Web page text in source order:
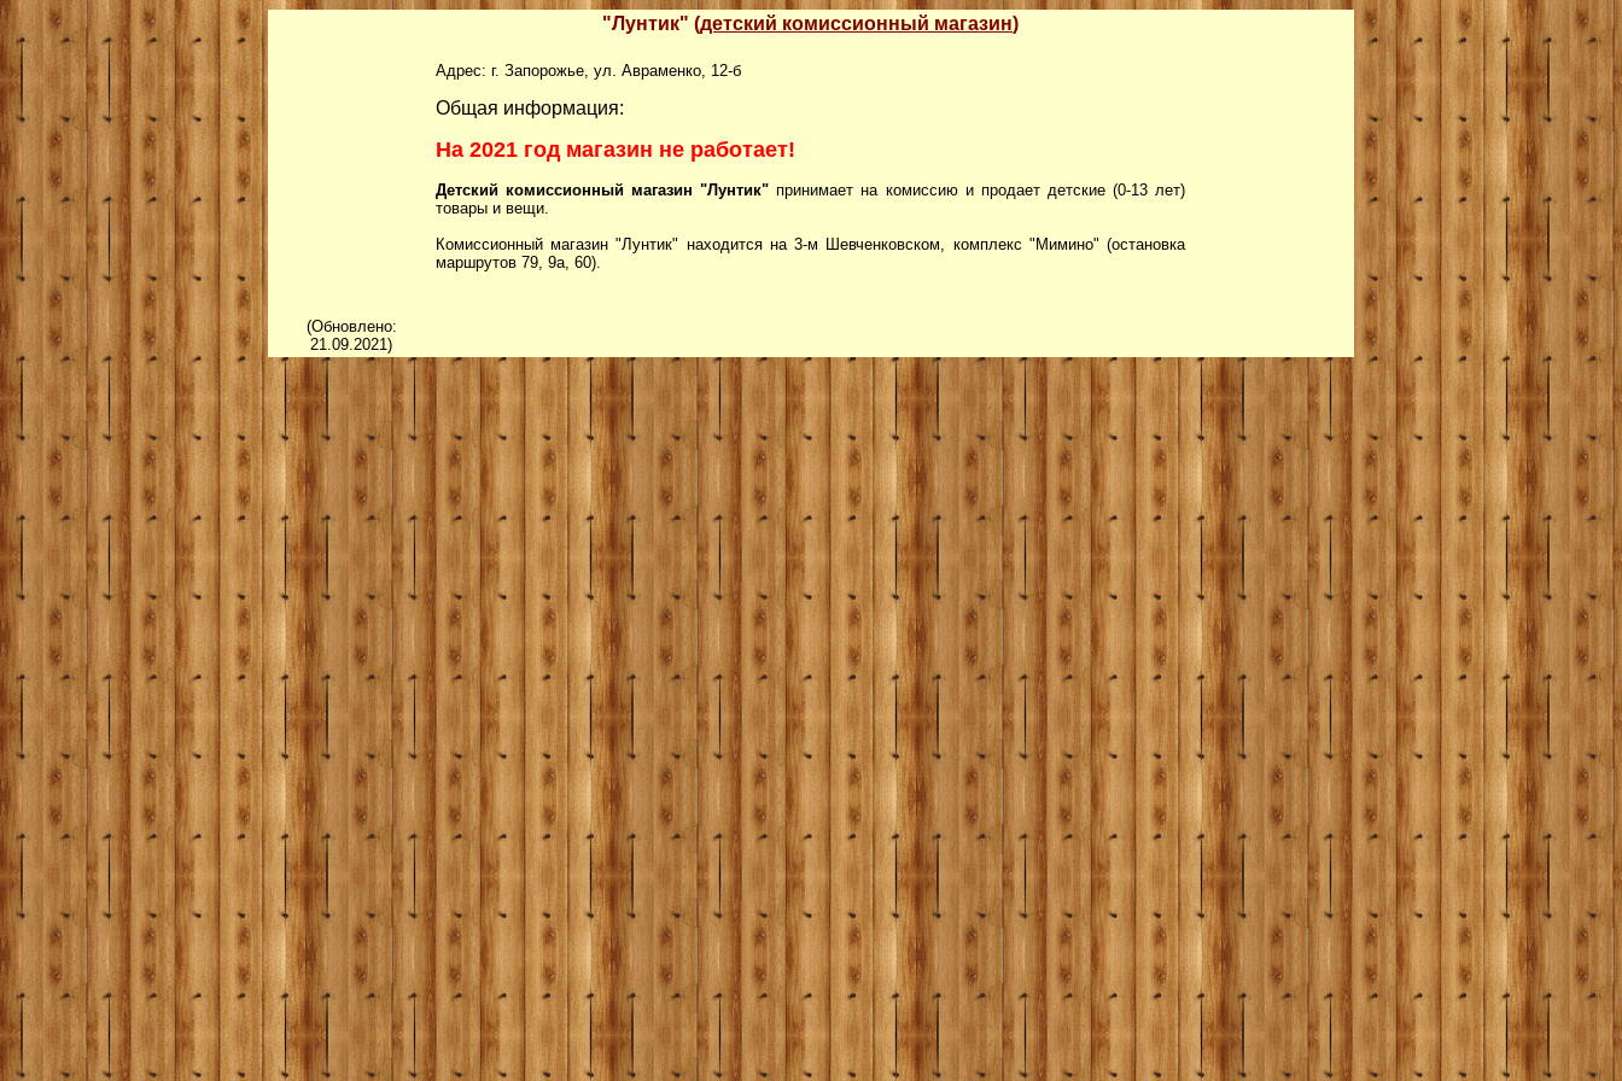
"Лунтик" (детский комиссионный магазин)
Адрес: г. Запорожье, ул. Авраменко, 12-б
Общая информация:
На 2021 год магазин не работает!
Детский комиссионный магазин "Лунтик" принимает на комиссию и продает детские (0-13 лет)
товары и вещи.
Комиссионный магазин "Лунтик" находится на 3-м Шевченковском, комплекс "Мимино" (остановка
маршрутов 79, 9а, 60).
(Обновлено:
21.09.2021)